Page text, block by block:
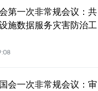
第一次非常规会议：共
施数据服务灾害防治工
会一次非常规会议：审